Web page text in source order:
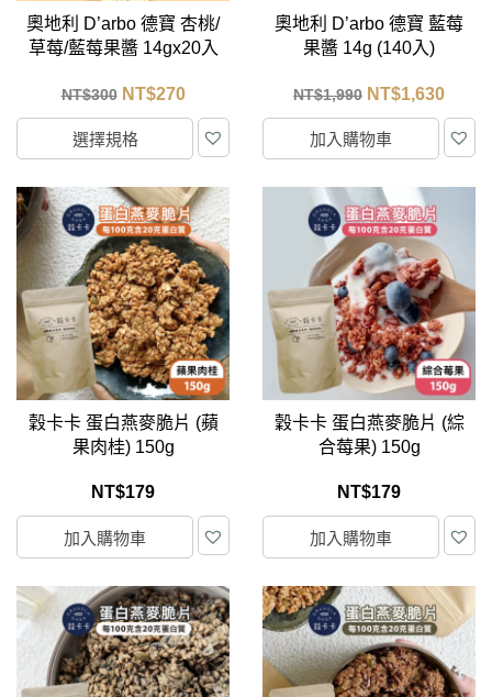
奧地利 D’arbo 德寶 杏桃/
草莓/藍莓果醬 14gx20入
NT$300 NT$270
選擇規格
奧地利 D’arbo 德寶 藍莓
果醬 14g (140入)
NT$1,990 NT$1,630
加入購物車
穀卡卡 蛋白燕麥脆片 (蘋
果肉桂) 150g
NT$179
加入購物車
穀卡卡 蛋白燕麥脆片 (綜
合莓果) 150g
NT$179
加入購物車